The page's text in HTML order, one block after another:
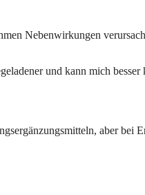
Nebenwirkungen
und kann mich
aber